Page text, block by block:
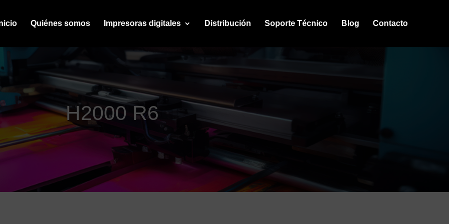
Quiénes somos Impresoras digitales Distribución Soporte Técnico Blog Contacto
H2000 R6